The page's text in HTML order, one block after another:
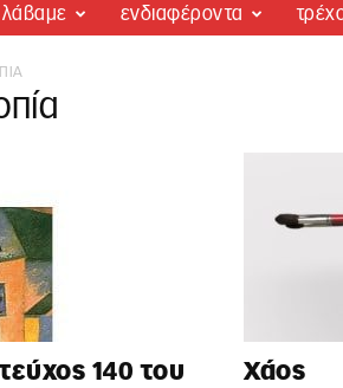
λάβαμε ενδιαφέροντα
140 του
Χάος